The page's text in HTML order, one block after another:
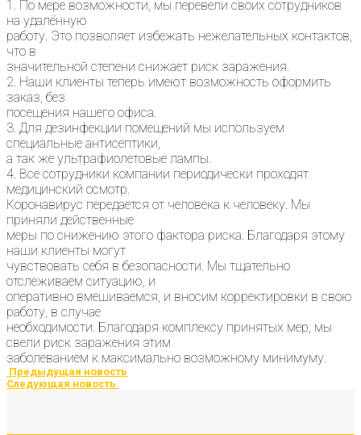
1. По мере возможности, мы перевели своих сотрудников
на удалённую
работу. Это позволяет избежать нежелательных контактов,
что в
значительной степени снижает риск заражения.
2. Наши клиенты теперь имеют возможность оформить
заказ, без
посещения нашего офиса.
3. Для дезинфекции помещений мы используем
специальные антисептики,
а так же ультрафиолетовые лампы.
4. Все сотрудники компании периодически проходят
медицинский осмотр.
Коронавирус передается от человека к человеку. Мы
приняли действенные
меры по снижению этого фактора риска. Благодаря этому
наши клиенты могут
чувствовать себя в безопасности. Мы тщательно
отслеживаем ситуацию, и
оперативно вмешиваемся, и вносим корректировки в свою
работу, в случае
необходимости. Благодаря комплексу принятых мер, мы
свели риск заражения этим
заболеванием к максимально возможному минимуму.
Предыдущая новость
Следующая новость